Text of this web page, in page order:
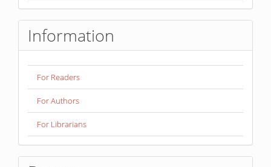
Information
For Readers
For Authors
For Librarians